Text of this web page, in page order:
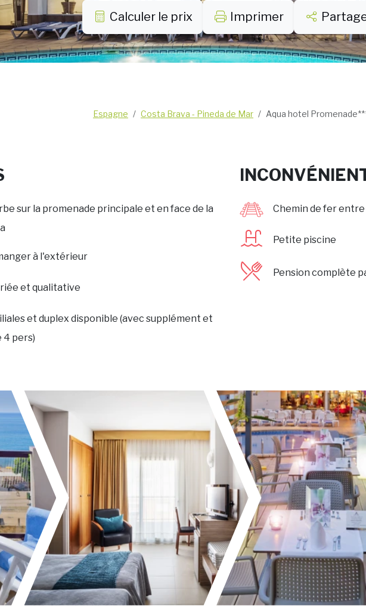
Calculer le prix Imprimer
Espagne Costa Brava - Pineda de Mar Aqua hotel
sur la promenade principale et en face de la
à l'extérieur
et qualitative
et duplex disponible (avec supplément et
4 pers)
Chemin de fer
Petite piscine
Pension complète